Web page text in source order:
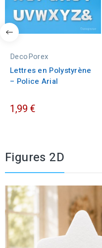
DecoPorex
Lettres en Polystyrène
– Police Arial
1,99 €
Figures 2D